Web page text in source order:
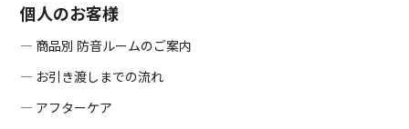
個人のお客様
― 商品別 防音ルームのご案内
― お引き渡しまでの流れ
― アフターケア